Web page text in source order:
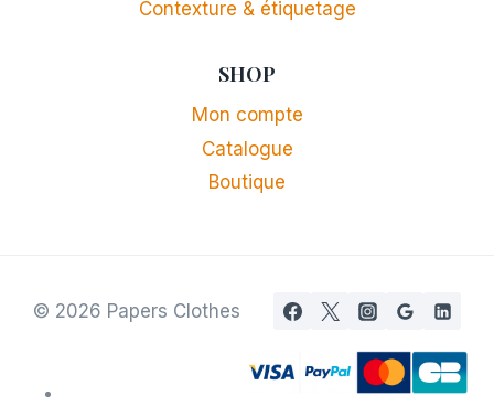
Contexture & étiquetage
SHOP
Mon compte
Catalogue
Boutique
© 2026 Papers Clothes